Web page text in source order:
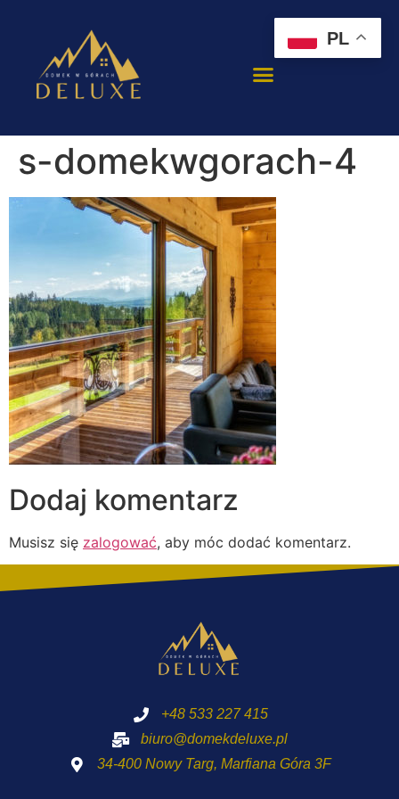
s-domekwgorach-4
Dodaj komentarz
Musisz się zalogować, aby móc dodać komentarz.
+48 533 227 415
biuro@domekdeluxe.pl
34-400 Nowy Targ, Marfiana Góra 3F
PL